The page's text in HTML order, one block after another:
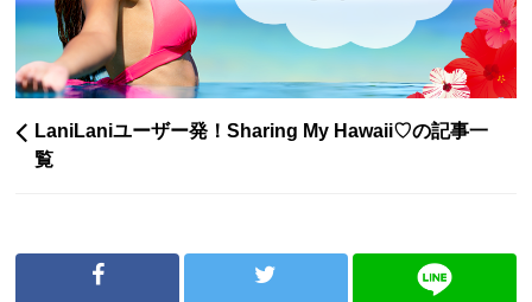
LaniLaniユーザー発！Sharing My Hawaii♡の記事一
覧